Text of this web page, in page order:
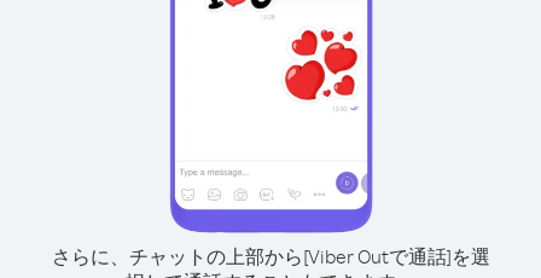
さらに、チャットの上部から[Viber Outで通話]を選